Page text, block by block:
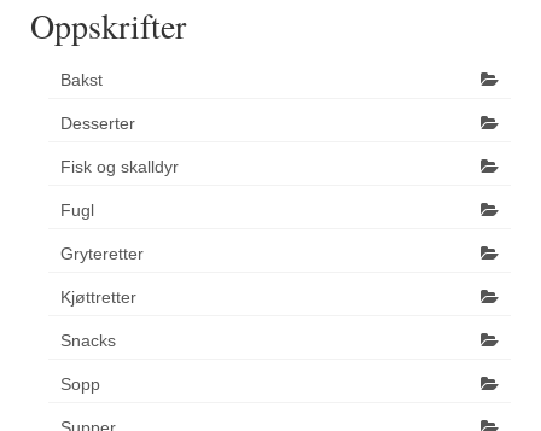
Oppskrifter
Bakst
Desserter
Fisk og skalldyr
Fugl
Gryteretter
Kjøttretter
Snacks
Sopp
Supper